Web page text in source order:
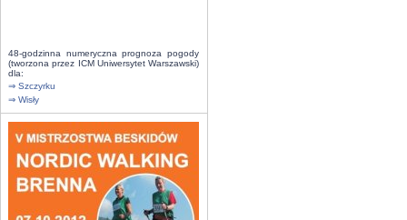
48-godzinna numeryczna prognoza pogody
(tworzona przez ICM Uniwersytet Warszawski)
dla:
⇒ Szczyrku
⇒ Wisły